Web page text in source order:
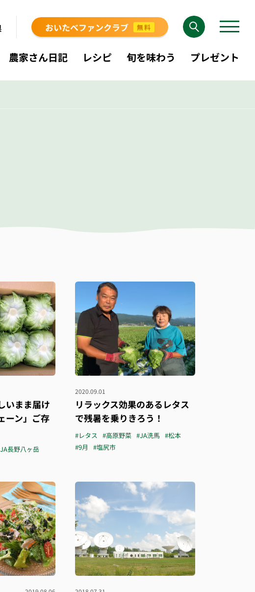
おいたべファンクラブ 無料
農家さん日記 レシピ 旬を味わう プレゼント
いまま届け
ーン」ご存
長野八ヶ岳
2020.09.01
リラックス効果のあるレタス
で残暑を乗りきろう！
#レタス #高原野菜 #JA洗馬 #松本
#9月
#塩尻市